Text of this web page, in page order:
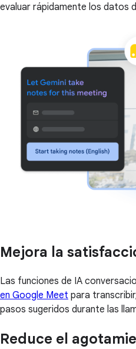
evaluar rápidamente los datos
Mejora la
Las funciones de IA
en Google Meet para
pasos sugeridos durante las
Reduce el